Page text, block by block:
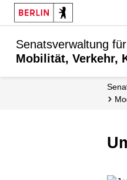
Senatsverwaltung für
Mobilität, Verkehr,